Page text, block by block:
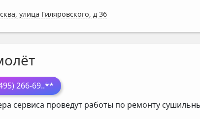
улица Гиляровского, д 36
266-69..**
сервиса проведут работы по ремонту